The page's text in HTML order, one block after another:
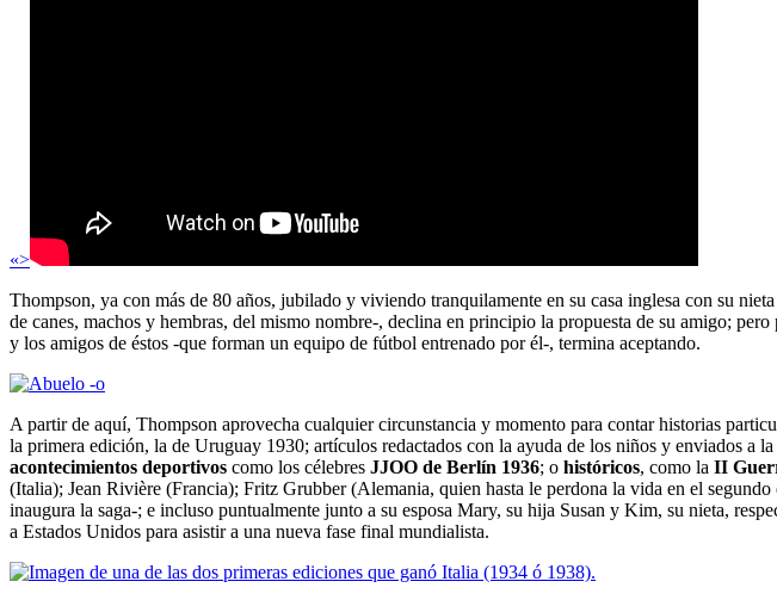
«>
Thompson, ya con más de 80 años, jubilado y viviendo tranquilamente en su casa inglesa con su
de canes, machos y hembras, del mismo nombre-, declina en principio la propuesta de su amigo;
y los amigos de éstos -que forman un equipo de fútbol entrenado por él-, termina aceptando.
A partir de aquí, Thompson aprovecha cualquier circunstancia y momento para contar historias
la primera edición, la de Uruguay 1930; artículos redactados con la ayuda de los niños y enviados a
acontecimientos deportivos como los célebres JJOO de Berlín 1936; o históricos, como la II
(Italia); Jean Rivière (Francia); Fritz Grubber (Alemania, quien hasta le perdona la vida en el
inaugura la saga-; e incluso puntualmente junto a su esposa Mary, su hija Susan y Kim, su nieta,
a Estados Unidos para asistir a una nueva fase final mundialista.